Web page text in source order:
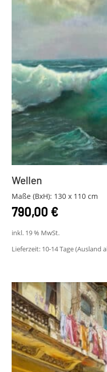
Wellen
Maße (BxH): 130 x 110 cm
790,00 €
inkl. 19 % MwSt.
Lieferzeit: 10-14 Tage (Ausland